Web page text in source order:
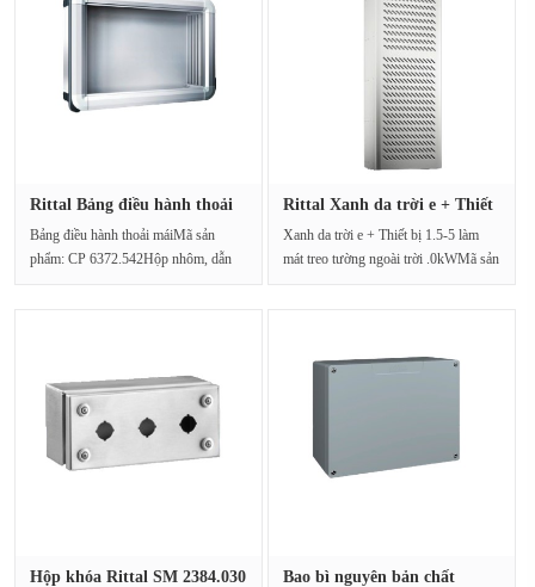
Rittal Bảng điều hành thoải
Bảng điều hành thoải máiMã sản
phẩm: CP 6372.542Hộp nhôm, dẫn
Rittal Xanh da trời e + Thiết
Xanh da trời e + Thiết bị 1.5-5 làm
mát treo tường ngoài trời .0kWMã sản
Hộp khóa Rittal SM 2384.030
Bao bì nguyên bản chất